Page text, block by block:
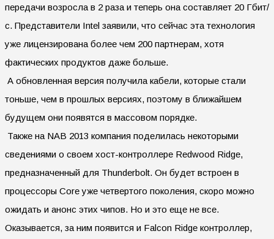
передачи возросла в 2 раза и теперь она составляет 20 Гбит/
с. Представители Intel заявили, что сейчас эта технология
уже лицензирована более чем 200 партнерам, хотя
фактических продуктов даже больше.
А обновленная версия получила кабели, которые стали
тоньше, чем в прошлых версиях, поэтому в ближайшем
будущем они появятся в массовом порядке.
Также на NAB 2013 компания поделилась некоторыми
сведениями о своем хост-контроллере Redwood Ridge,
предназначенный для Thunderbolt. Он будет встроен в
процессоры Core уже четвертого поколения, скоро можно
ожидать и анонс этих чипов. Но и это еще не все.
Оказывается, за ним появится и Falcon Ridge контроллер,